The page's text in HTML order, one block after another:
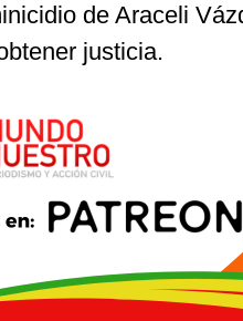
de Araceli
justicia.